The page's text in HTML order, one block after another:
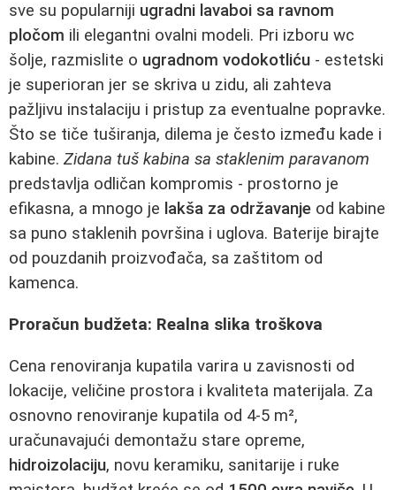
sve su popularniji ugradni lavaboi sa ravnom
pločom ili elegantni ovalni modeli. Pri izboru wc
šolje, razmislite o ugradnom vodokotliću - estetski
je superioran jer se skriva u zidu, ali zahteva
pažljivu instalaciju i pristup za eventualne popravke.
Što se tiče tuširanja, dilema je često između kade i
kabine. Zidana tuš kabina sa staklenim paravanom
predstavlja odličan kompromis - prostorno je
efikasna, a mnogo je lakša za održavanje od kabine
sa puno staklenih površina i uglova. Baterije birajte
od pouzdanih proizvođača, sa zaštitom od
kamenca.
Proračun budžeta: Realna slika troškova
Cena renoviranja kupatila varira u zavisnosti od
lokacije, veličine prostora i kvaliteta materijala. Za
osnovno renoviranje kupatila od 4-5 m²,
uračunavajući demontažu stare opreme,
hidroizolaciju, novu keramiku, sanitarije i ruke